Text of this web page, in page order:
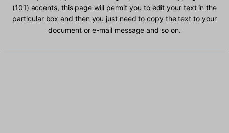
(101) accents, this page will permit you to edit your text in the
particular box and then you just need to copy the text to your
document or e-mail message and so on.